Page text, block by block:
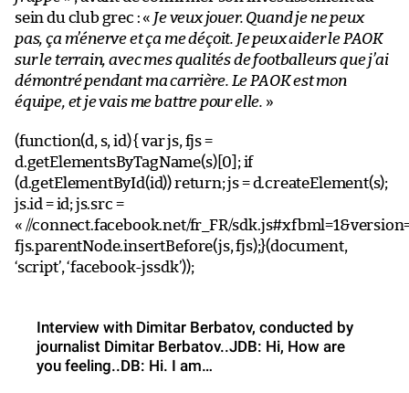
sein du club grec : « Je veux jouer. Quand je ne peux
pas, ça m’énerve et ça me déçoit. Je peux aider le PAOK
sur le terrain, avec mes qualités de footballeurs que j’ai
démontré pendant ma carrière. Le PAOK est mon
équipe, et je vais me battre pour elle. »
(function(d, s, id) { var js, fjs =
d.getElementsByTagName(s)[0]; if
(d.getElementById(id)) return; js = d.createElement(s);
js.id = id; js.src =
« //connect.facebook.net/fr_FR/
fjs.parentNode.insertBefore(js, fjs);}(document,
‘script’, ‘facebook-jssdk’));
Interview with Dimitar Berbatov, conducted by
journalist Dimitar Berbatov..JDB: Hi, How are
you feeling..DB: Hi. I am…